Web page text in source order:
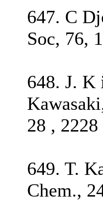
647. C
Soc, 76,
648. J. K
28 ,
649. T.
Chem.,